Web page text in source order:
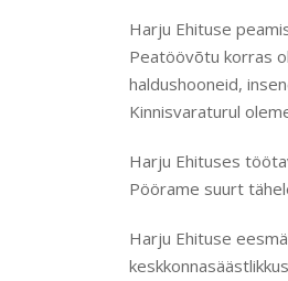
Harju Ehituse
Peatöövõtu korras
haldushooneid,
Kinnisvaraturul
Harju Ehituses
Pöörame suurt
Harju Ehituse